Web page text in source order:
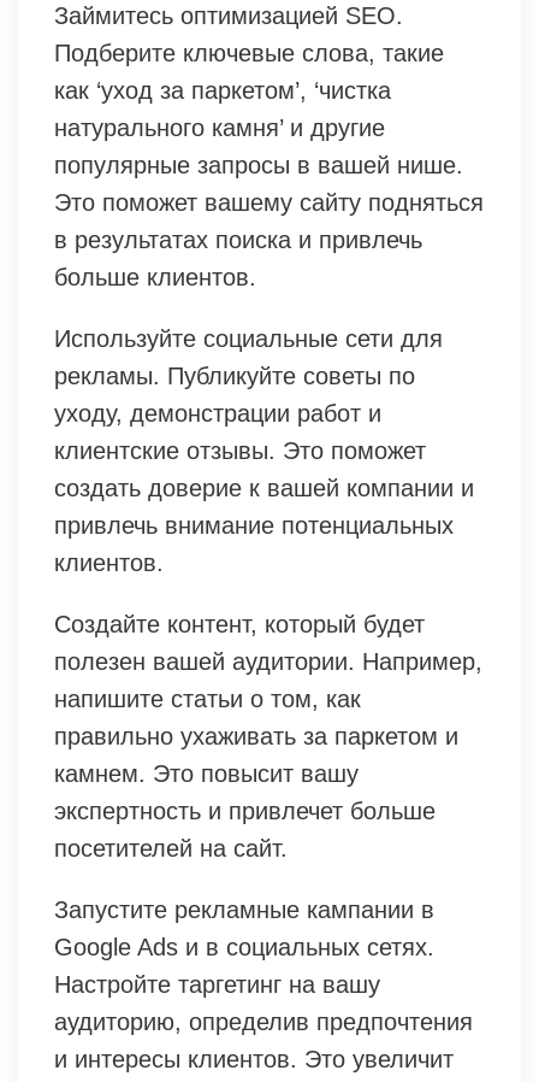
Займитесь оптимизацией SEO.
Подберите ключевые слова, такие
как ‘уход за паркетом’, ‘чистка
натурального камня’ и другие
популярные запросы в вашей нише.
Это поможет вашему сайту подняться
в результатах поиска и привлечь
больше клиентов.
Используйте социальные сети для
рекламы. Публикуйте советы по
уходу, демонстрации работ и
клиентские отзывы. Это поможет
создать доверие к вашей компании и
привлечь внимание потенциальных
клиентов.
Создайте контент, который будет
полезен вашей аудитории. Например,
напишите статьи о том, как
правильно ухаживать за паркетом и
камнем. Это повысит вашу
экспертность и привлечет больше
посетителей на сайт.
Запустите рекламные кампании в
Google Ads и в социальных сетях.
Настройте таргетинг на вашу
аудиторию, определив предпочтения
и интересы клиентов. Это увеличит